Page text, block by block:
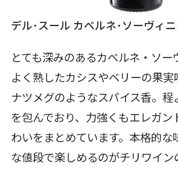
デル･スール カベルネ･ソーヴィ
とても深みのあるカベルネ・ソー
よく熟したカシスやベリーの果実
ナツメグのようなスパイス香。
を包んでおり、力強くもエレガン
わいをまとめています。本格的な
な値段で楽しめるのがチリワイン